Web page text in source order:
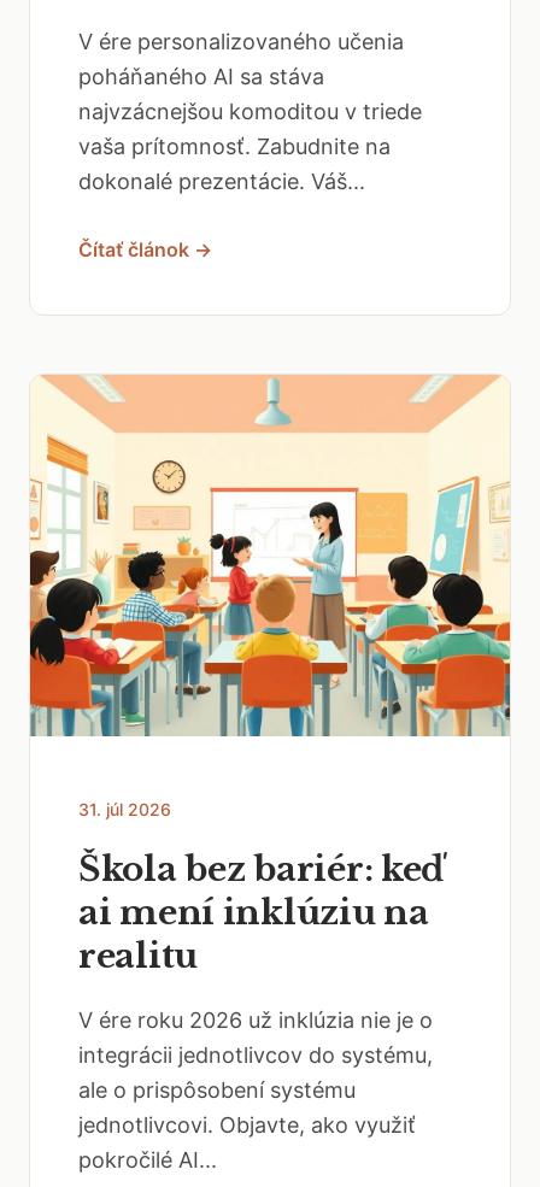
V ére personalizovaného učenia
poháňaného AI sa stáva
najvzácnejšou komoditou v triede
vaša prítomnosť. Zabudnite na
dokonalé prezentácie. Váš...
Čítať článok →
31. júl 2026
Škola bez bariér: keď
ai mení inklúziu na
realitu
V ére roku 2026 už inklúzia nie je o
integrácii jednotlivcov do systému,
ale o prispôsobení systému
jednotlivcovi. Objavte, ako využiť
pokročilé AI...